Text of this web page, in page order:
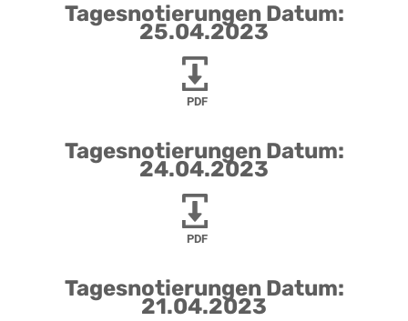
Tagesnotierungen Datum:
25.04.2023
PDF
Tagesnotierungen Datum:
24.04.2023
PDF
Tagesnotierungen Datum:
21.04.2023